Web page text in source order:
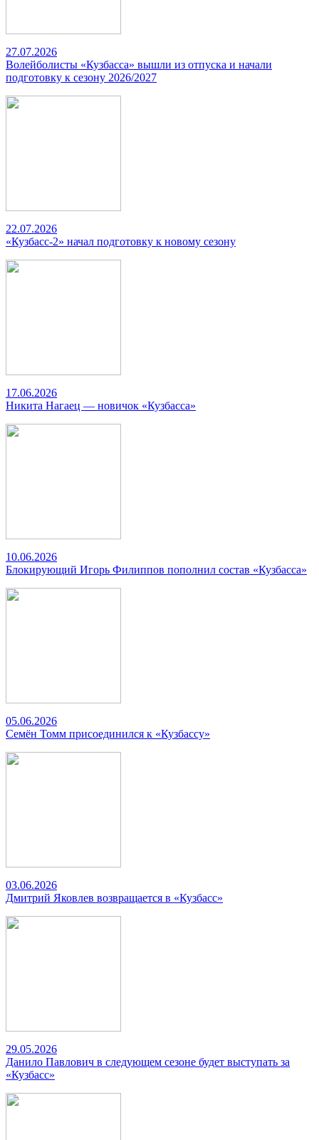
27.07.2026
Волейболисты «Кузбасса» вышли из отпуска и начали
подготовку к сезону 2026/2027
22.07.2026
«Кузбасс-2» начал подготовку к новому сезону
17.06.2026
Никита Нагаец — новичок «Кузбасса»
10.06.2026
Блокирующий Игорь Филиппов пополнил состав «Кузбасса»
05.06.2026
Семён Томм присоединился к «Кузбассу»
03.06.2026
Дмитрий Яковлев возвращается в «Кузбасс»
29.05.2026
Данило Павлович в следующем сезоне будет выступать за
«Кузбасс»